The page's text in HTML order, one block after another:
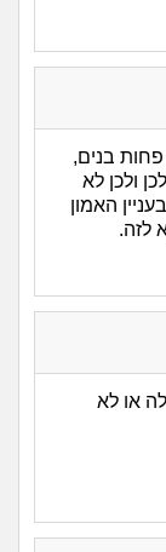
בנים,
ולכן לא
האמון
לזה.
או לא